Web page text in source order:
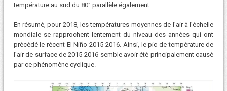
température au sud du 80° parallèle également.
En résumé, pour 2018, les températures moyennes de l’air à l’échelle
mondiale se rapprochent lentement du niveau des années qui ont
précédé le récent El Niño 2015-2016. Ainsi, le pic de température de
l’air de surface de 2015-2016 semble avoir été principalement causé
par ce phénomène cyclique.